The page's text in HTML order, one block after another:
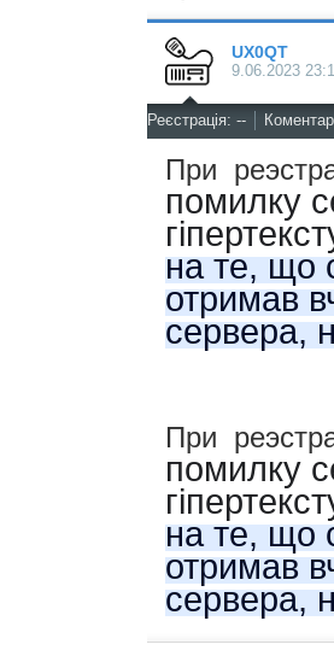
UX0QT
9.06.2023
Реєстрація: --
При
помилку
на те, що
отримав
сервера,
При
помилку
на те, що
отримав
сервера,